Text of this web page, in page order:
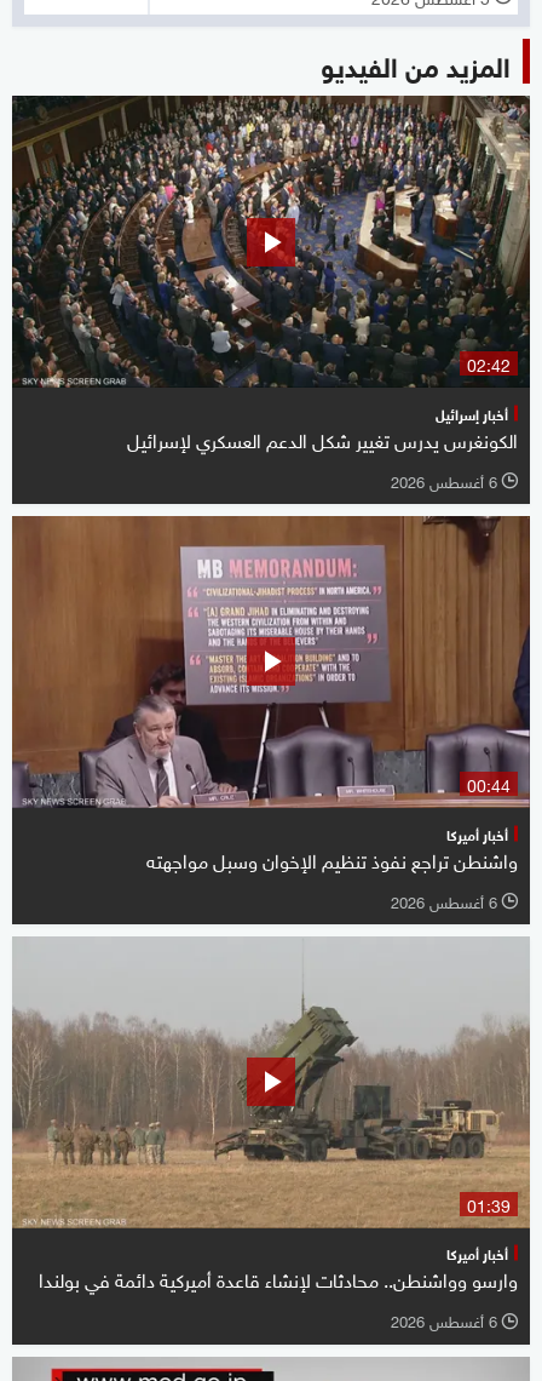
المزيد من الفيديو
02:42
أخبار إسرائيل
الكونغرس يدرس تغيير شكل الدعم العسكري لإسرائيل
l 6 أغسطس 2026
00:44
أخبار أميركا
واشنطن تراجع نفوذ تنظيم الإخوان وسبل مواجهته
l 6 أغسطس 2026
01:39
أخبار أميركا
وارسو وواشنطن.. محادثات لإنشاء قاعدة أميركية دائمة في بولندا
l 6 أغسطس 2026